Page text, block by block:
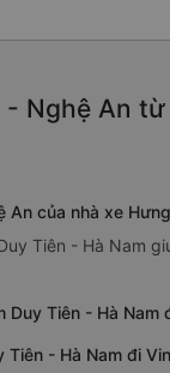
Nghệ An
An của nhà xe
Tiên - Hà Nam
Tiên - Hà Nam
- Hà Nam đi